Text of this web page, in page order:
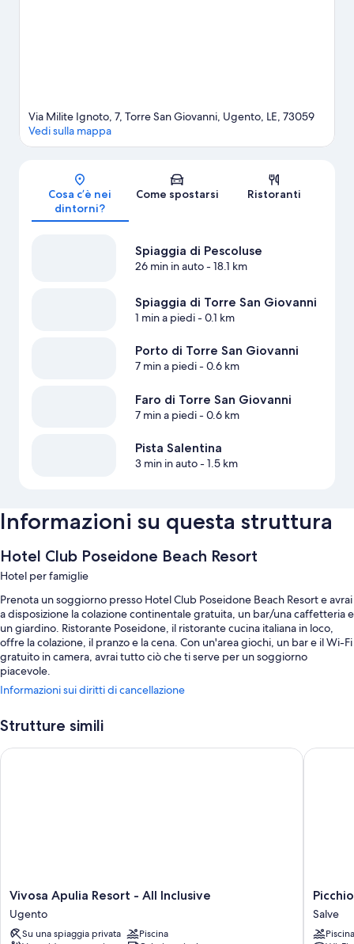
Mappa
Via Milite Ignoto, 7, Torre San Giovanni, Ugento, LE, 73059
Vedi sulla mappa
Cosa c’è nei
dintorni?
Come spostarsi Ristoranti
Spiaggia di Pescoluse
26 min in auto- 18.1 km
Spiaggia di Torre San Giovanni
1 min a piedi- 0.1 km
Porto di Torre San Giovanni
7 min a piedi- 0.6 km
Faro di Torre San Giovanni
7 min a piedi- 0.6 km
Pista Salentina
3 min in auto- 1.5 km
Informazioni su questa struttura
Hotel Club Poseidone Beach Resort
Hotel per famiglie
Prenota un soggiorno presso Hotel Club Poseidone Beach Resort e avrai
a disposizione la colazione continentale gratuita, un bar/una caffetteria e
un giardino. Ristorante Poseidone, il ristorante cucina italiana in loco,
offre la colazione, il pranzo e la cena. Con un'area giochi, un bar e il Wi-Fi
gratuito in camera, avrai tutto ciò che ti serve per un soggiorno
piacevole.
Sono disponibili anche i seguenti servizi:
Una piscina per bambini
Un servizio di noleggio biciclette, un campo da tennis all'aperto e
I servizi aggiuntivi di tutte le camere sono:
Bagni con docce e bidet
Informazioni sui diritti di cancellazione
Strutture simili
Vivosa
Apulia
Resort
-
Vivosa Apulia Resort - All Inclusive
Ugento
Su una spiaggia privata
Piscina
Vivosa Apulia Resort - All Inclusive
Picchio
Hotel
Salve
Salve
Piscina
Picchio